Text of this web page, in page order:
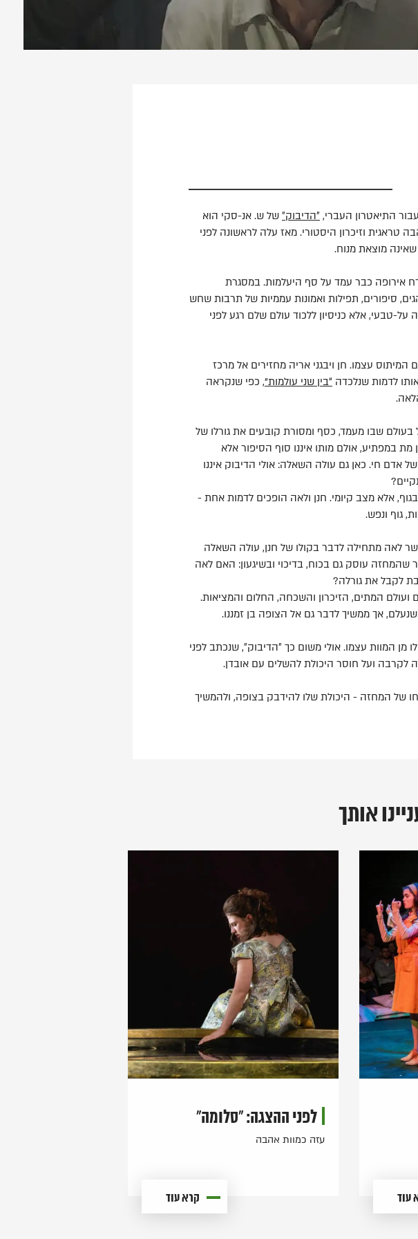
התיאטרון העברי, ״הדיבוק״ של ש. אנ-סקי הוא
טראגית וזיכרון היסטורי. מאז עלה לראשונה לפני
מוצאת מנוח.
שהעולם היהודי של מזרח אירופה כבר עמד על סף היעלמות. במסגרת
סיפורים, תפילות ואמונות עממיות של תרבות שחש
טבעי, אלא כניסיון ללכוד עולם שלם רגע לפני
עצמו. חן ויבגני אריה מחזירים אל מרכז
לדמות שנלכדה “בין שני עולמות”, כפי שנקראה
שבו מעמד, כסף ומסורת קובעים את גורלו של
במפתיע, אולם מותו איננו סוף הסיפור אלא
אדם חי. כאן גם עולה השאלה: אולי הדיבוק איננו
אלא מצב קיומי. חנן ולאה הופכים לדמות אחת -
גוף ונפש.
לאה מתחילה לדבר בקולו של חנן, עולה השאלה
שהמחזה עוסק גם בכוח, בדיכוי ובשיגעון: האם לאה
לקבל את גורלה?
ועולם המתים, הזיכרון והשכחה, החלום והמציאות.
אך ממשיך לדבר גם אל הצופה בן זמננו.
המוות עצמו. אולי משום כך ״הדיבוק״, שנכתב לפני
לקרבה ועל חוסר היכולת להשלים עם אובדן.
של המחזה - היכולת שלו להידבק בצופה, ולהמשיך
אותך
עוד
לפני ההצגה: "סלומה"
עזה כמוות אהבה
קרא עוד